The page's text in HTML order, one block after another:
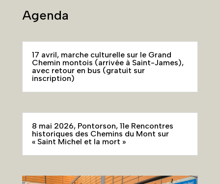
Agenda
17 avril, marche culturelle sur le Grand
Chemin montois (arrivée à Saint-James),
avec retour en bus (gratuit sur
inscription)
8 mai 2026, Pontorson, 11e Rencontres
historiques des Chemins du Mont sur
« Saint Michel et la mort »